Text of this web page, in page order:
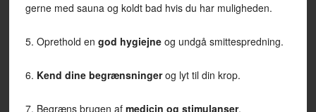
gerne med sauna og koldt bad hvis du har muligheden.
5. Oprethold en god hygiejneog undgå smittespredning.
6. Kend dine begrænsningerog lyt til din krop.
7. Begræns brugen af medicin og stimulanser.